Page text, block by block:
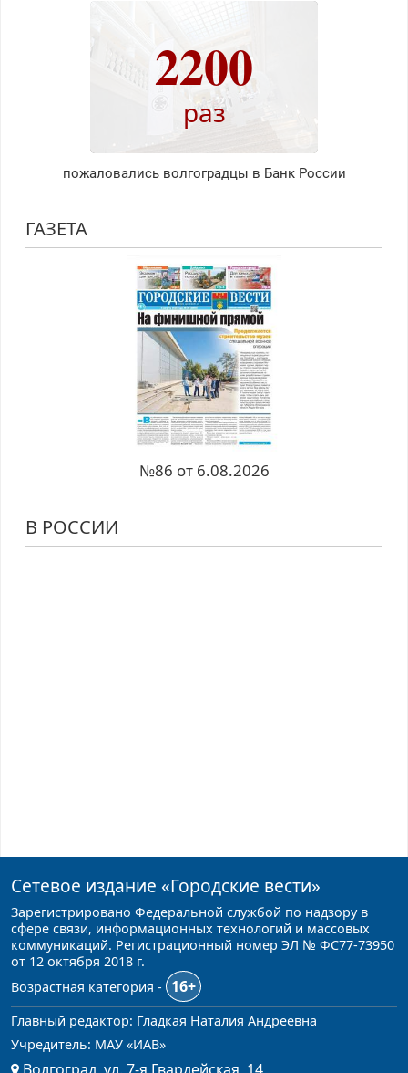
2200
раз
пожаловались волгоградцы в Банк России
ГАЗЕТА
№86 от 6.08.2026
В РОССИИ
Сетевое издание «Городские вести»
Зарегистрировано Федеральной службой по надзору в
сфере связи, информационных технологий и массовых
коммуникаций. Регистрационный номер ЭЛ № ФС77-73950
от 12 октября 2018 г.
Возрастная категория -
16+
Главный редактор: Гладкая Наталия Андреевна
Учредитель: МАУ «ИАВ»